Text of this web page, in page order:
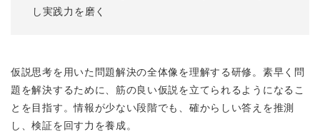
し実践力を磨く
仮説思考を用いた問題解決の全体像を理解する研修。素早く問
題を解決するために、筋の良い仮説を立てられるようになるこ
とを目指す。情報が少ない段階でも、確からしい答えを推測
し、検証を回す力を養成。